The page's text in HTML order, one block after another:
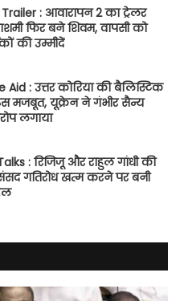
: आवारापन 2 का ट्रेलर
फिर बने शिवम, वापसी को
की उम्मीदें
Aid : उत्तर कोरिया की बैलिस्टिक
मजबूत, यूक्रेन ने गंभीर सैन्य
लगाया
: रिजिजू और राहुल गांधी की
गतिरोध खत्म करने पर बनी